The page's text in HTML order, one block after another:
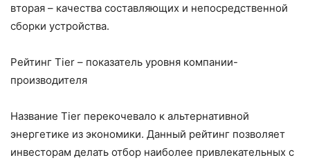
вторая – качества составляющих и непосредственной
сборки устройства.
Рейтинг Тіеr – показатель уровня компании-
производителя
Название Тіеr перекочевало к альтернативной
энергетике из экономики. Данный рейтинг позволяет
инвесторам делать отбор наиболее привлекательных с